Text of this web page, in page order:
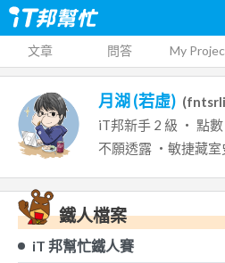
文章 問答 My
月湖 (若虛) (
iT邦新手 2 級 ‧ 點數
不願透露 ・敏捷藏室
鐵人檔案
iT 邦幫忙鐵人賽